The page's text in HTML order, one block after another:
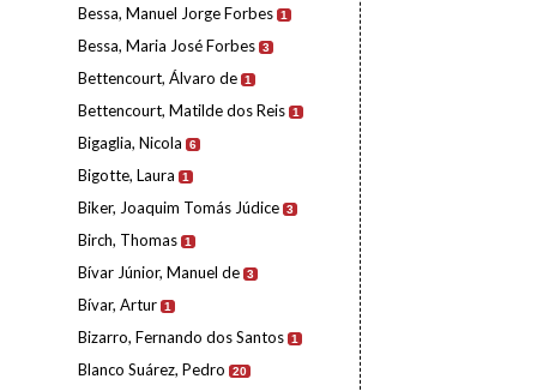
Bessa, Manuel Jorge Forbes 1
Bessa, Maria José Forbes 3
Bettencourt, Álvaro de 1
Bettencourt, Matilde dos Reis 1
Bigaglia, Nicola 6
Bigotte, Laura 1
Biker, Joaquim Tomás Júdice 3
Birch, Thomas 1
Bívar Júnior, Manuel de 3
Bívar, Artur 1
Bizarro, Fernando dos Santos 1
Blanco Suárez, Pedro 20